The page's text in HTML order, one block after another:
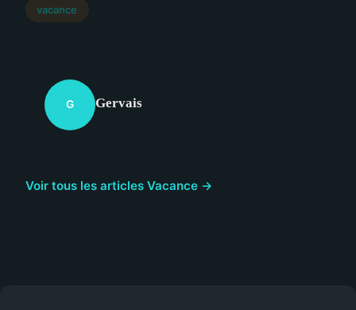
vacance
G Gervais
Voir tous les articles Vacance →